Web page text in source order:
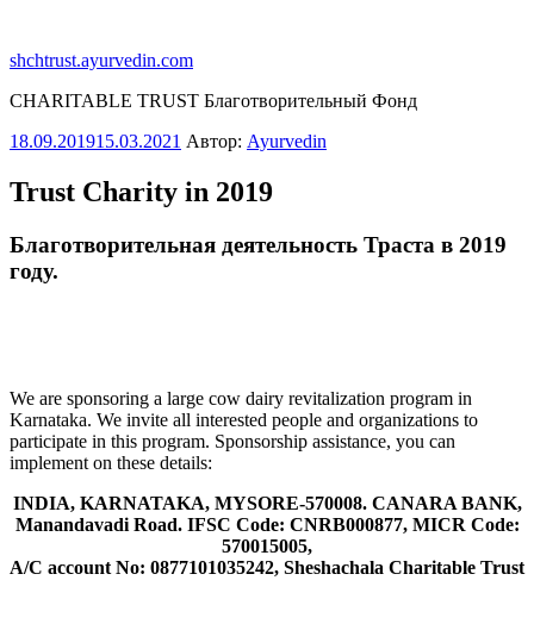
содержимому
shchtrust.ayurvedin.com
CHARITABLE TRUST Благотворительный Фонд
Опубликовано
18.09.201915.03.2021 Автор: Ayurvedin
Trust Charity in 2019
Благотворительная деятельность Траста в 2019
году.
We are sponsoring a large cow dairy revitalization program in
Karnataka. We invite all interested people and organizations to
participate in this program. Sponsorship assistance, you can
implement on these details:
INDIA, KARNATAKA, MYSORE-570008. CANARA BANK,
Manandavadi Road. IFSC Code: CNRB000877, MICR Code:
570015005,
A/C account No: 0877101035242, Sheshachala Charitable Trust